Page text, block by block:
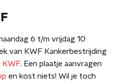
6 t/m vrijdag 10
van KWF Kankerbestrijding
KWF. Een plaatje aanvragen
en kost niets! Wil je toch